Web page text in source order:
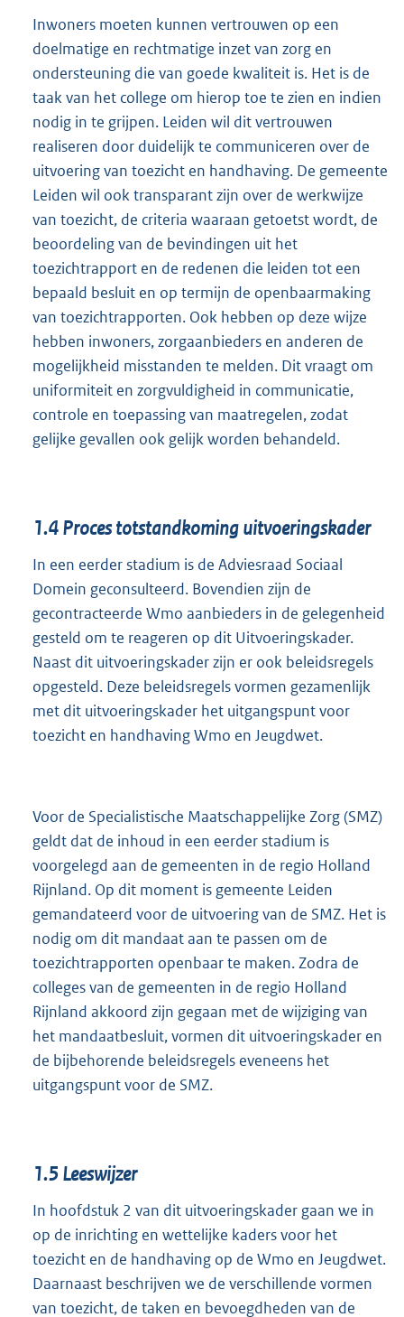
Inwoners moeten kunnen vertrouwen op een
doelmatige en rechtmatige inzet van zorg en
ondersteuning die van goede kwaliteit is. Het is de
taak van het college om hierop toe te zien en indien
nodig in te grijpen. Leiden wil dit vertrouwen
realiseren door duidelijk te communiceren over de
uitvoering van toezicht en handhaving. De gemeente
Leiden wil ook transparant zijn over de werkwijze
van toezicht, de criteria waaraan getoetst wordt, de
beoordeling van de bevindingen uit het
toezichtrapport en de redenen die leiden tot een
bepaald besluit en op termijn de openbaarmaking
van toezichtrapporten. Ook hebben op deze wijze
hebben inwoners, zorgaanbieders en anderen de
mogelijkheid misstanden te melden. Dit vraagt om
uniformiteit en zorgvuldigheid in communicatie,
controle en toepassing van maatregelen, zodat
gelijke gevallen ook gelijk worden behandeld.
1.4 Proces totstandkoming uitvoeringskader
In een eerder stadium is de Adviesraad Sociaal
Domein geconsulteerd. Bovendien zijn de
gecontracteerde Wmo aanbieders in de gelegenheid
gesteld om te reageren op dit Uitvoeringskader.
Naast dit uitvoeringskader zijn er ook beleidsregels
opgesteld. Deze beleidsregels vormen gezamenlijk
met dit uitvoeringskader het uitgangspunt voor
toezicht en handhaving Wmo en Jeugdwet.
Voor de Specialistische Maatschappelijke Zorg (SMZ)
geldt dat de inhoud in een eerder stadium is
voorgelegd aan de gemeenten in de regio Holland
Rijnland. Op dit moment is gemeente Leiden
gemandateerd voor de uitvoering van de SMZ. Het is
nodig om dit mandaat aan te passen om de
toezichtrapporten openbaar te maken. Zodra de
colleges van de gemeenten in de regio Holland
Rijnland akkoord zijn gegaan met de wijziging van
het mandaatbesluit, vormen dit uitvoeringskader en
de bijbehorende beleidsregels eveneens het
uitgangspunt voor de SMZ.
1.5 Leeswijzer
In hoofdstuk 2 van dit uitvoeringskader gaan we in
op de inrichting en wettelijke kaders voor het
toezicht en de handhaving op de Wmo en Jeugdwet.
Daarnaast beschrijven we de verschillende vormen
van toezicht, de taken en bevoegdheden van de